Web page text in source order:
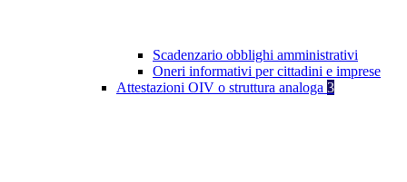
Scadenzario obblighi amministrativi
Oneri informativi per cittadini e imprese
Attestazioni OIV o struttura analoga 3